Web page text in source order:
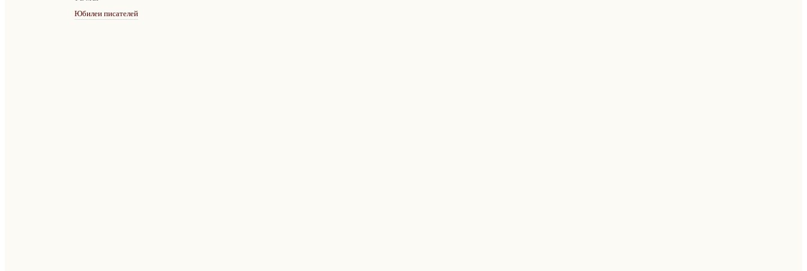
Юбилеи писателей